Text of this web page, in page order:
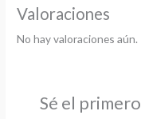
Valoraciones
No hay valoraciones aún.
Sé el